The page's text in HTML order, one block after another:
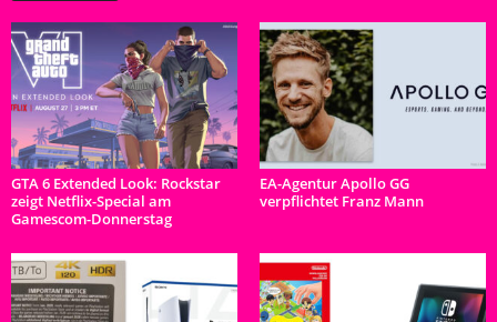
GTA 6 Extended Look: Rockstar
zeigt Netflix-Special am
Gamescom-Donnerstag
EA-Agentur Apollo GG
verpflichtet Franz Mann